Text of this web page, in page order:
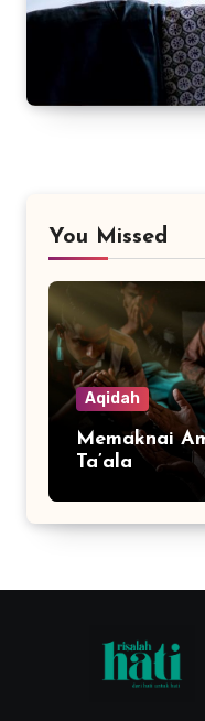
You Missed
Aqidah
Memaknai
Ta’ala